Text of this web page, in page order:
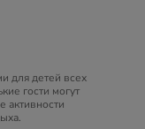
для детей всех
гости могут
активности